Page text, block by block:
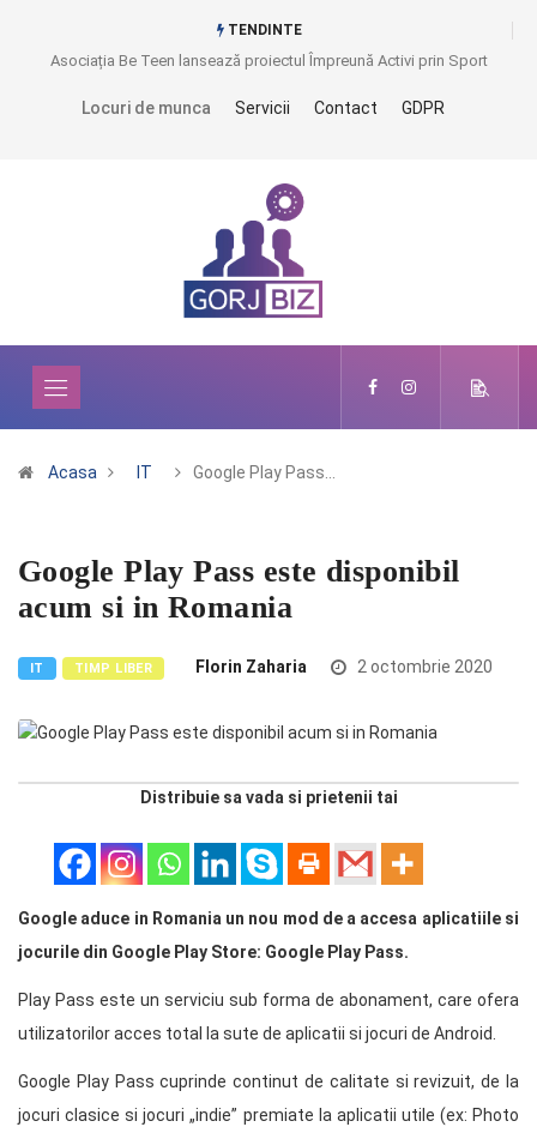
TENDINTE
Asociația Be Teen lansează proiectul Împreună Activi prin Sport
Locuri de munca Servicii Contact GDPR
Acasa IT Google Play Pass…
Google Play Pass este disponibil
acum si in Romania
IT TIMP LIBER Florin Zaharia 2 octombrie 2020
Distribuie sa vada si prietenii tai
Google aduce in Romania un nou mod de a accesa aplicatiile si
jocurile din Google Play Store: Google Play Pass.
Play Pass este un serviciu sub forma de abonament, care ofera
utilizatorilor acces total la sute de aplicatii si jocuri de Android.
Google Play Pass cuprinde continut de calitate si revizuit, de la
jocuri clasice si jocuri „indie” premiate la aplicatii utile (ex: Photo